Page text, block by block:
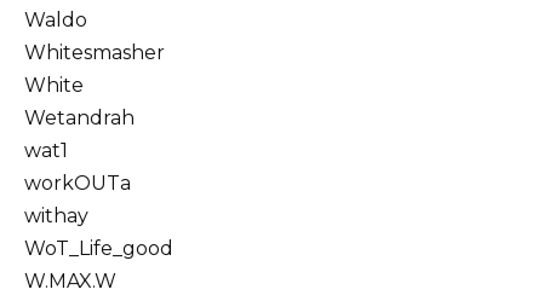
Waldo
Whitesmasher
White
Wetandrah
wat1
workOUTa
withay
WoT_Life_good
W.MAX.W